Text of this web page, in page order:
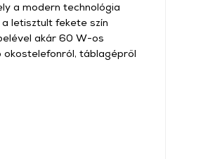
a modern technológia
letisztult fekete szín
akár 60 W-os
okostelefonról, táblagépről